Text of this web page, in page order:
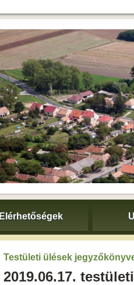
Elérhetőségek
Testületi ülések
2019.06.17.